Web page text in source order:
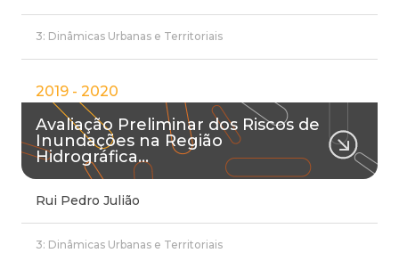
3: Dinâmicas Urbanas e Territoriais
2019 - 2020
Avaliação Preliminar dos Riscos de
Inundações na Região
Hidrográfica…
Rui Pedro Julião
3: Dinâmicas Urbanas e Territoriais